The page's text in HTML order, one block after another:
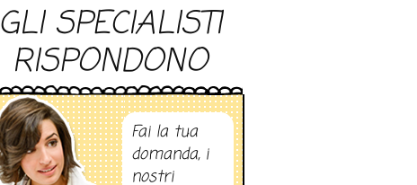
GLI SPECIALISTI
RISPONDONO
Fai la tua
domanda, i
nostri